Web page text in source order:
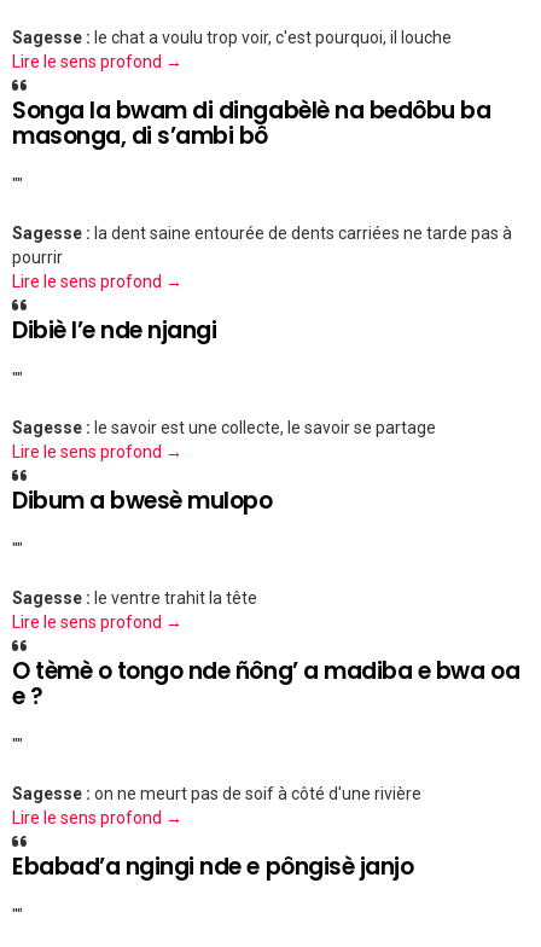
Sagesse : le chat a voulu trop voir, c'est pourquoi, il louche
Lire le sens profond →
Songa la bwam di dingabèlè na bedôbu ba
masonga, di s’ambi bô
""
Sagesse : la dent saine entourée de dents carriées ne tarde pas à
pourrir
Lire le sens profond →
Dibiè l’e nde njangi
""
Sagesse : le savoir est une collecte, le savoir se partage
Lire le sens profond →
Dibum a bwesè mulopo
""
Sagesse : le ventre trahit la tête
Lire le sens profond →
O tèmè o tongo nde ñông’ a madiba e bwa oa
e ?
""
Sagesse : on ne meurt pas de soif à côté d'une rivière
Lire le sens profond →
Ebabad’a ngingi nde e pôngisè janjo
""